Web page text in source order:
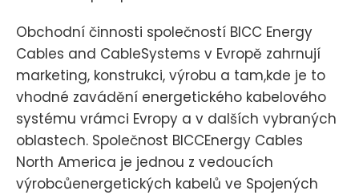
Obchodní činnosti společností BICC Energy
Cables and CableSystems v Evropě zahrnují
marketing, konstrukci, výrobu a tam,kde je to
vhodné zavádění energetického kabelového
systému vrámci Evropy a v dalších vybraných
oblastech. Společnost BICCEnergy Cables
North America je jednou z vedoucích
výrobcůenergetických kabelů ve Spojených